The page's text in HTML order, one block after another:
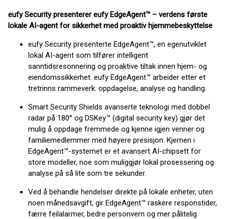
eufy Security presenterer eufy EdgeAgent™ – verdens første
lokale AI-agent for sikkerhet med proaktiv hjemmebeskyttelse
eufy Security presenterte EdgeAgent™, en egenutviklet
lokal AI-agent som tilfører intelligent
sanntidsresonnering og proaktive tiltak innen hjem- og
eiendomssikkerhet. eufy EdgeAgent™ arbeider etter et
tretrinns rammeverk: oppdagelse, analyse og handling.
Smart Security Shields avanserte teknologi med dobbel
radar på 180° og DSKey™ (digital security key) gjør det
mulig å oppdage fremmede og kjenne igjen venner og
familiemedlemmer med høyere presisjon. Kjernen i
EdgeAgent™-systemet er et avansert AI-chipsett for
store modeller, noe som muliggjør lokal prosessering og
analyse på så lite som tre sekunder.
Ved å behandle hendelser direkte på lokale enheter, uten
noen månedsavgift, gir EdgeAgent™ raskere responstider,
færre feilalarmer, bedre personvern og mer pålitelig